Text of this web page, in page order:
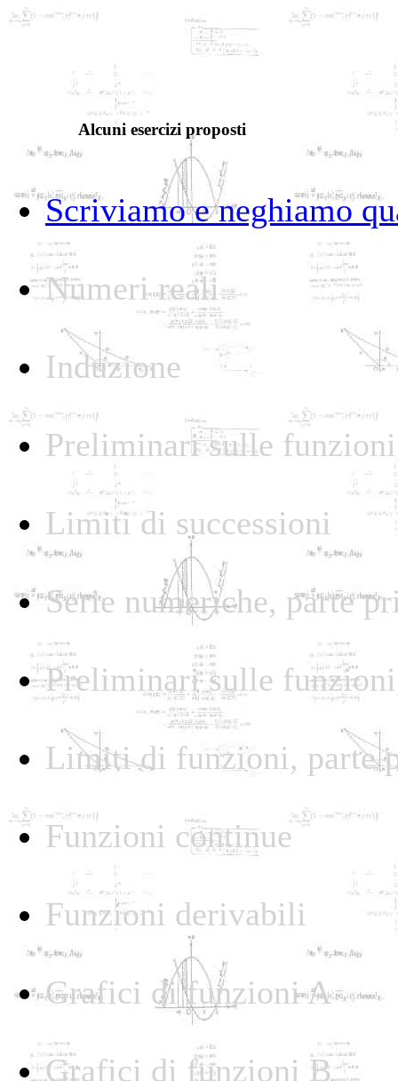
Alcuni esercizi proposti
Scriviamo e neghiamo
Numeri reali
Induzione
Preliminari sulle
Limiti di successioni
Serie numeriche, parte
Preliminari sulle
Limiti di funzioni, parte
Funzioni continue
Funzioni derivabili
Grafici di funzioni A
Grafici di funzioni B